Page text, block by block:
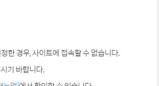
한 경우, 사이트에 접속할 수 없습니다.
기 바랍니다.